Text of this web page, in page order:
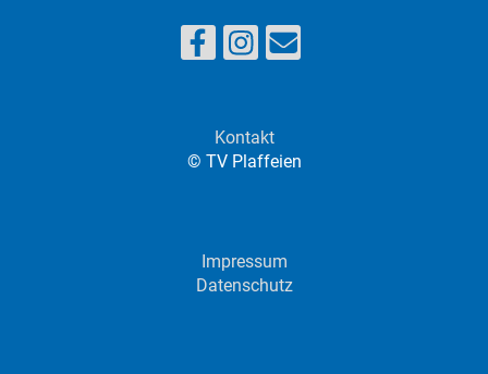
Kontakt
© TV Plaffeien
Impressum
Datenschutz